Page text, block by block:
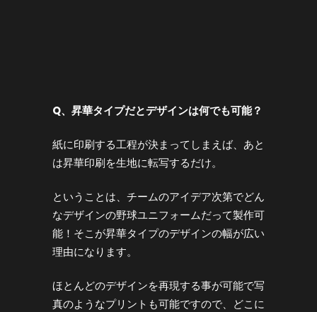
Q、昇華タイプだとデザインは何でも可能？
紙に印刷する工程が決まってしまえば、あと
は昇華印刷を生地に転写するだけ。
ということは、チームのアイデア次第でどん
なデザインの野球ユニフォームだって製作可
能！そこが昇華タイプのデザインの幅が広い
理由になります。
ほとんどのデザインを再現する事が可能で写
真のようなプリントも可能ですので、どこに